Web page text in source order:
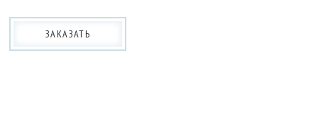
ЗАКАЗАТЬ